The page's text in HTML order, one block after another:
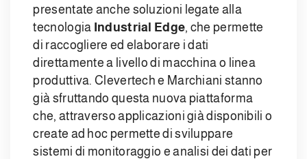
presentate anche soluzioni legate alla
tecnologia Industrial Edge, che permette
di raccogliere ed elaborare i dati
direttamente a livello di macchina o linea
produttiva. Clevertech e Marchiani stanno
già sfruttando questa nuova piattaforma
che, attraverso applicazioni già disponibili o
create ad hoc permette di sviluppare
sistemi di monitoraggio e analisi dei dati per